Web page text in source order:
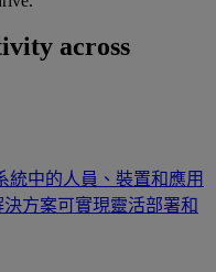
across
統中的人員、裝置和應用
方案可實現靈活部署和